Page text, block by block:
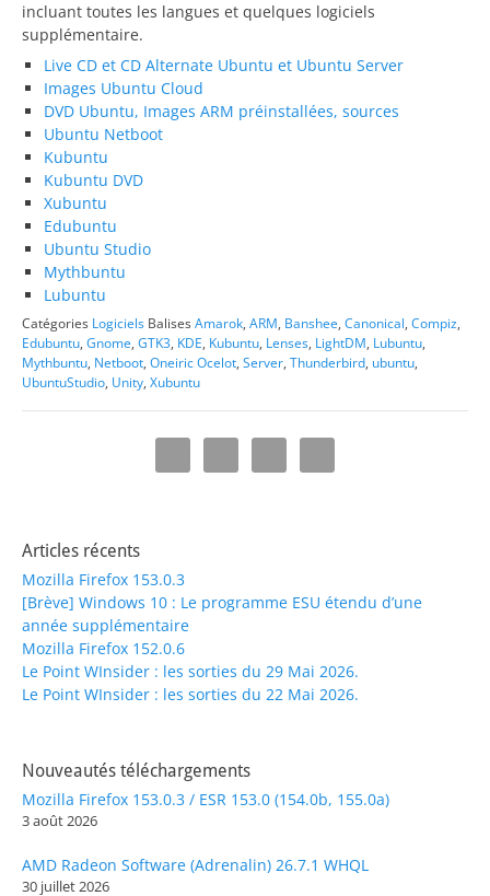
incluant toutes les langues et quelques logiciels
supplémentaire.
Live CD et CD Alternate Ubuntu et Ubuntu Server
Images Ubuntu Cloud
DVD Ubuntu, Images ARM préinstallées, sources
Ubuntu Netboot
Kubuntu
Kubuntu DVD
Xubuntu
Edubuntu
Ubuntu Studio
Mythbuntu
Lubuntu
Catégories Logiciels BalisesAmarok, ARM, Banshee, Canonical, Compiz,
Edubuntu, Gnome, GTK3, KDE, Kubuntu, Lenses, LightDM, Lubuntu,
Mythbuntu, Netboot, Oneiric Ocelot, Server, Thunderbird, ubuntu,
UbuntuStudio, Unity, Xubuntu
Articles récents
Mozilla Firefox 153.0.3
[Brève] Windows 10 : Le programme ESU étendu d’une
année supplémentaire
Mozilla Firefox 152.0.6
Le Point WInsider : les sorties du 29 Mai 2026.
Le Point WInsider : les sorties du 22 Mai 2026.
Nouveautés téléchargements
Mozilla Firefox 153.0.3 / ESR 153.0 (154.0b, 155.0a)
3 août 2026
AMD Radeon Software (Adrenalin) 26.7.1 WHQL
30 juillet 2026